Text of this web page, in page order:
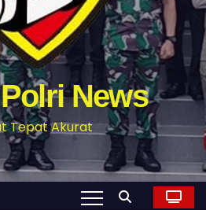
News
Tepat Akurat